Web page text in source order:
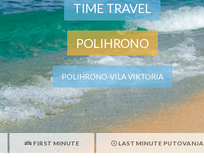
TIME TRAVEL
POLIHRONO
POLIHRONO-VILA VIKTORIA
FIRST MINUTE LAST MINUTE PUTOVANJA